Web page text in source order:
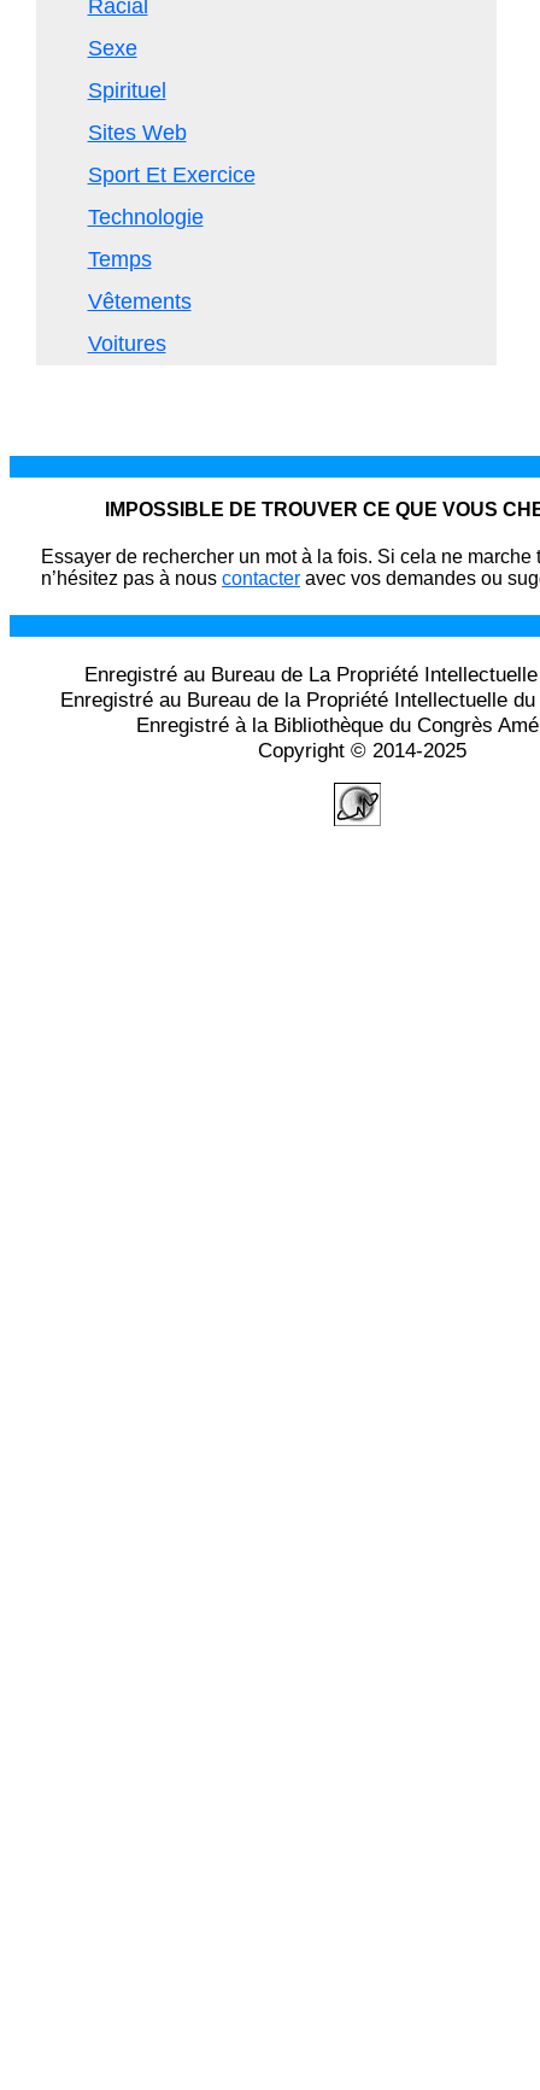
Racial
Sexe
Spirituel
Sites Web
Sport Et Exercice
Technologie
Temps
Vêtements
Voitures
IMPOSSIBLE DE TROUVER CE QUE VOUS
Essayer de rechercher un mot à la fois. Si cela ne marche
n’hésitez pas à nous contacter avec vos demandes ou
Enregistré au Bureau de La Propriété
Enregistré au Bureau de la Propriété Intellectuelle
Enregistré à la Bibliothèque du Congrès
Copyright © 2014-2025